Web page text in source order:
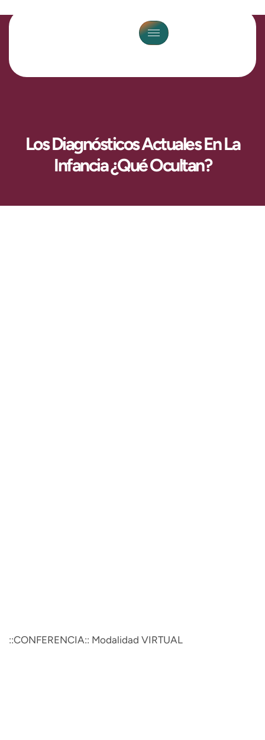
Los Diagnósticos Actuales En La
Infancia ¿qué Ocultan?
::CONFERENCIA:: Modalidad VIRTUAL